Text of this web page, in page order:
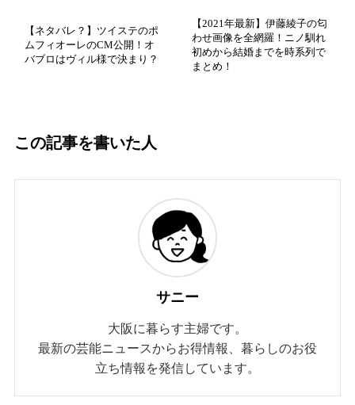
【ネタバレ？】ツイステのポ
ムフィオーレのCM公開！オ
バブロはヴィル様で決まり？
【2021年最新】伊藤綾子の匂
わせ画像を全網羅！ニノ馴れ
初めから結婚までを時系列で
まとめ！
この記事を書いた人
サニー
大阪に暮らす主婦です。
最新の芸能ニュースからお得情報、暮らしのお役
立ち情報を発信しています。